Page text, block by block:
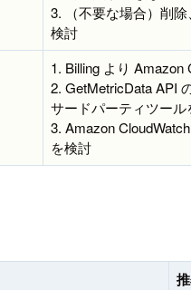
3. （不要な場合）削
検討
1. Billing より Amazon
2. GetMetricData API
サードパーティツー
3. Amazon
を検討